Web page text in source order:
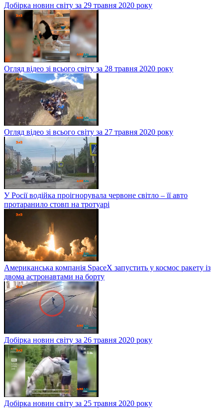
Добірка новин світу за 29 травня 2020 року
Огляд відео зі всього світу за 28 травня 2020 року
Огляд відео зі всього світу за 27 травня 2020 року
У Росії водійка проігнорувала червоне світло – її авто
протаранило стовп на тротуарі
Американська компанія SpaceX запустить у космос ракету із
двома астронавтами на борту
Добірка новин світу за 26 травня 2020 року
Добірка новин світу за 25 травня 2020 року